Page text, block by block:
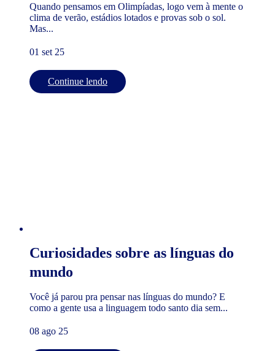
Quando pensamos em Olimpíadas, logo vem à mente o
clima de verão, estádios lotados e provas sob o sol.
Mas...
01 set 25
Continue lendo
Curiosidades sobre as línguas do
mundo
Você já parou pra pensar nas línguas do mundo? E
como a gente usa a linguagem todo santo dia sem...
08 ago 25